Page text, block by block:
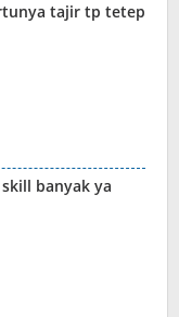
tajir tp tetep
banyak ya